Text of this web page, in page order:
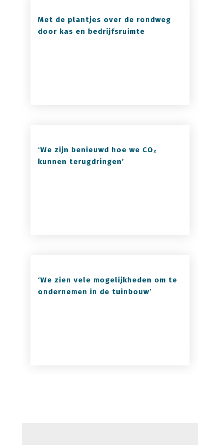
Met de plantjes over de rondweg
door kas en bedrijfsruimte
‘We zijn benieuwd hoe we CO₂
kunnen terugdringen’
‘We zien vele mogelijkheden om te
ondernemen in de tuinbouw’